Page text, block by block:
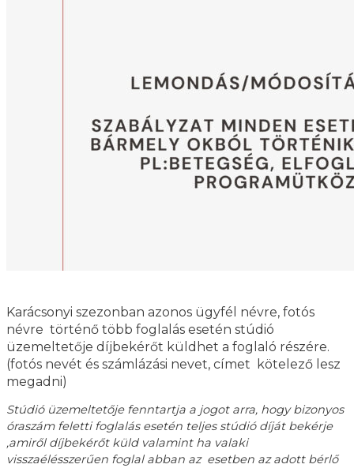
Karácsonyi szezonban azonos ügyfél névre, fotós
névre történő több foglalás esetén stúdió
üzemeltetője díjbekérőt küldhet a foglaló részére.
(fotós nevét és számlázási nevet, címet kötelező lesz
megadni)
Stúdió üzemeltetője fenntartja a jogot arra, hogy bizonyos
óraszám feletti foglalás esetén teljes stúdió díját bekérje
,amiről díjbekérőt küld valamint ha valaki
visszaélésszerűen foglal abban az esetben az adott bérlő